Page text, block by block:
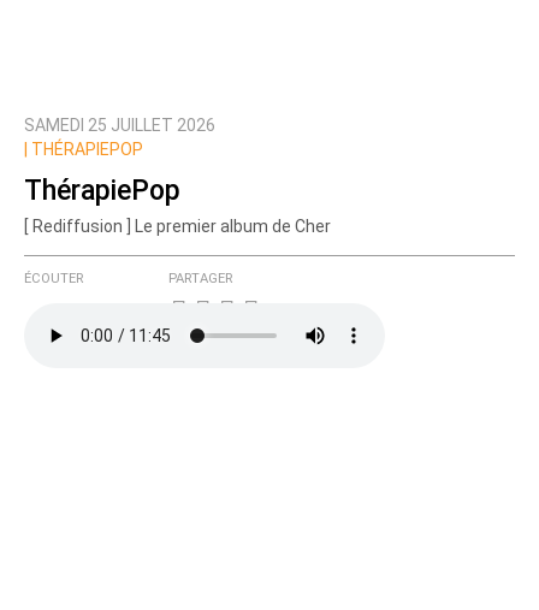
Prévenez-moi de tous les nouveaux commentaires
SAMEDI 25 JUILLET 2026
THÉRAPIEPOP
ThérapiePop
[ Rediffusion ] Le premier album de Cher
ÉCOUTER PARTAGER